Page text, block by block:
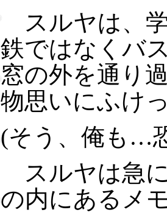
スルヤは、
鉄ではなくバ
窓の外を通り
物思いにふけ
(そう、俺も…
スルヤは急
の内にあるメ